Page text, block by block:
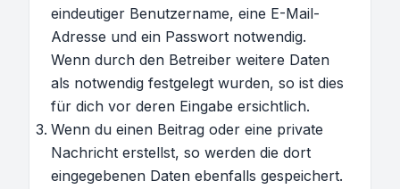
eindeutiger Benutzername, eine E-Mail-
Adresse und ein Passwort notwendig.
Wenn durch den Betreiber weitere Daten
als notwendig festgelegt wurden, so ist dies
für dich vor deren Eingabe ersichtlich.
Wenn du einen Beitrag oder eine private
Nachricht erstellst, so werden die dort
eingegebenen Daten ebenfalls gespeichert.